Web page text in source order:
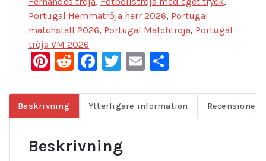
Portugal Hemmatröja herr 2026, Portugal
matchställ 2026, Portugal Matchtröja, Portugal
tröja VM 2026
Pinterest
Reddit
Facebook
Twitter
Email
Beskrivning Ytterligare information Recensioner
Beskrivning